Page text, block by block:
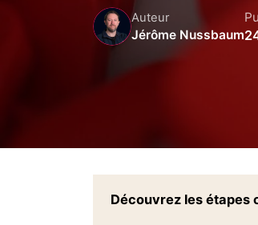
Auteur
Jérôme Nussbaum
Découvrez les étapes